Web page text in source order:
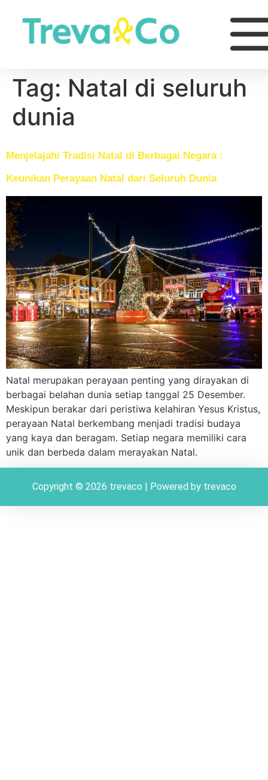
Tag: Natal di seluruh
dunia
Menjelajahi Tradisi Natal di Berbagai Negara :
Keunikan Perayaan Natal dari Seluruh Dunia
Natal merupakan perayaan penting yang dirayakan di
berbagai belahan dunia setiap tanggal 25 Desember.
Meskipun berakar dari peristiwa kelahiran Yesus Kristus,
perayaan Natal berkembang menjadi tradisi budaya
yang kaya dan beragam. Setiap negara memiliki cara
unik dan berbeda dalam merayakan Natal.
Copyright © 2026 trevaco | Powered by trevaco